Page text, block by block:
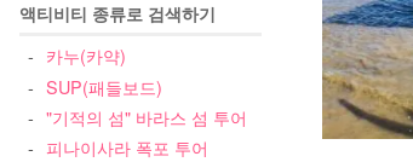
액티비티 종류로 검색하기
카누(카약)
SUP(패들보드)
"기적의 섬" 바라스 섬 투어
피나이사라 폭포 투어